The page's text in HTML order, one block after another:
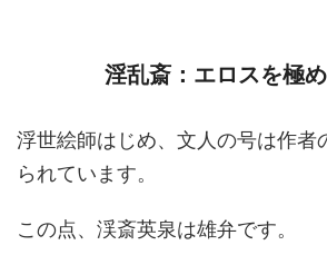
淫乱斎：エロスを極
浮世絵師はじめ、文人の号は作者
られています。
この点、渓斎英泉は雄弁です。